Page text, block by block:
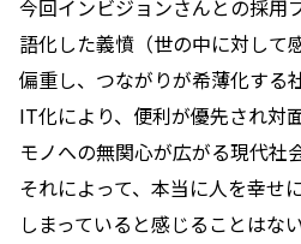
今回インビジョンさんとの採用
語化した義憤（世の中に対して
偏重し、つながりが希薄化する
IT化により、便利が優先され対
モノへの無関心が広がる現代社会
それによって、本当に人を幸せ
しまっていると感じることはな